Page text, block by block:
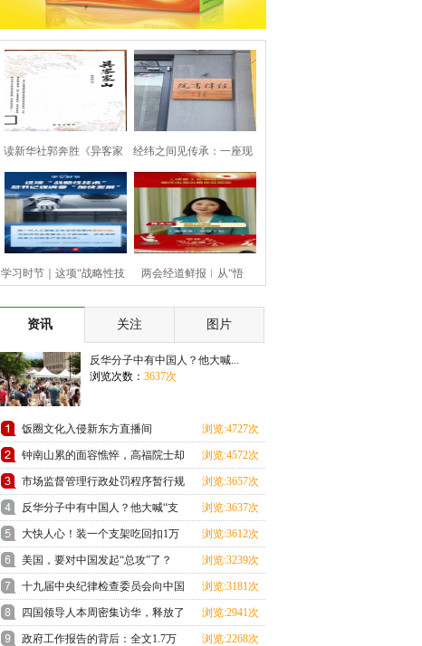
读新华社郭奔胜《异客家
山》
经纬之间见传承：一座现
代书
学习时节｜这项“战略性技 两会经道鲜报︳从“悟
资讯 关注 图片
反华分子中有中国人？他大喊...
浏览次数： 3637次
饭圈文化入侵新东方直播间 浏览:4727次
钟南山累的面容憔悴，高福院士却
忙
浏览:4572次
市场监督管理行政处罚程序暂行规
定
浏览:3657次
反华分子中有中国人？他大喊“支
那
浏览:3637次
大快人心！装一个支架吃回扣1万
元的
浏览:3612次
美国，要对中国发起“总攻”了？ 浏览:3239次
十九届中央纪律检查委员会向中国
共
浏览:3181次
四国领导人本周密集访华，释放了
哪
浏览:2941次
政府工作报告的背后：全文1.7万
浏览:2268次